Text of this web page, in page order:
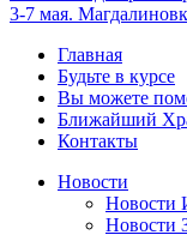
3-7 мая.
Главная
Будьте в курсе
Вы можете
Ближайший
Контакты
Новости
Новости